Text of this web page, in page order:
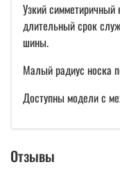
Узкий симметиричный
длительный срок
шины.
Малый радиус носка
Доступны модели с
Отзывы